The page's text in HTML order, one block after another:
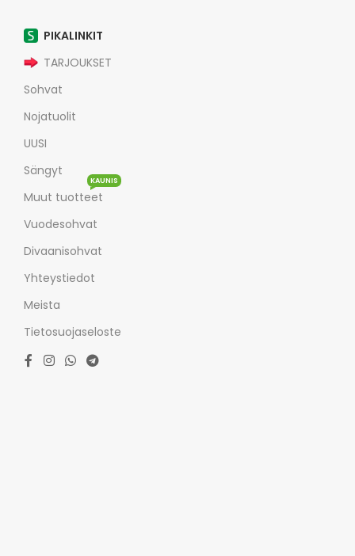
PIKALINKIT
TARJOUKSET
Sohvat
Nojatuolit
UUSI
Sängyt
Muut tuotteet
KAUNIS
Vuodesohvat
Divaanisohvat
Yhteystiedot
Meista
Tietosuojaseloste